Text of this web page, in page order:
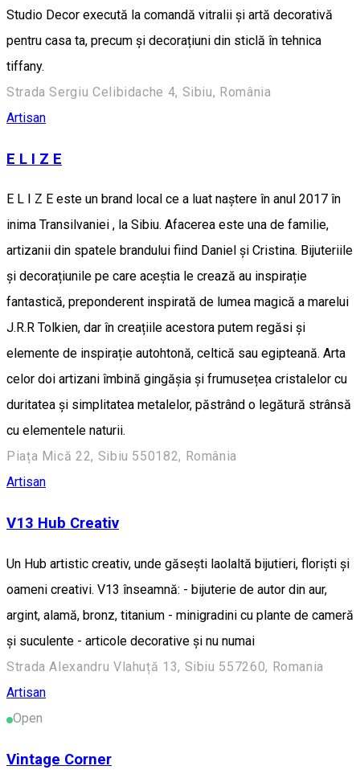
Studio Decor execută la comandă vitralii și artă decorativă
pentru casa ta, precum și decorațiuni din sticlă în tehnica
tiffany.
Strada Sergiu Celibidache 4, Sibiu, România
Artisan
E L I Z E
E L I Z E este un brand local ce a luat naștere în anul 2017 în
inima Transilvaniei , la Sibiu. Afacerea este una de familie,
artizanii din spatele brandului fiind Daniel și Cristina. Bijuteriile
și decorațiunile pe care aceștia le crează au inspirație
fantastică, preponderent inspirată de lumea magică a marelui
J.R.R Tolkien, dar în creațiile acestora putem regăsi și
elemente de inspirație autohtonă, celtică sau egipteană. Arta
celor doi artizani îmbină gingășia și frumusețea cristalelor cu
duritatea și simplitatea metalelor, păstrând o legătură strânsă
cu elementele naturii.
Piața Mică 22, Sibiu 550182, România
Artisan
V13 Hub Creativ
Un Hub artistic creativ, unde găsești laolaltă bijutieri, floriști și
oameni creativi. V13 înseamnă: - bijuterie de autor din aur,
argint, alamă, bronz, titanium - minigradini cu plante de cameră
și suculente - articole decorative și nu numai
Strada Alexandru Vlahuță 13, Sibiu 557260, Romania
Artisan
Open
Vintage Corner